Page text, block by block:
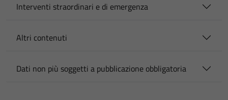
Interventi straordinari e di emergenza
Altri contenuti
Dati non più soggetti a pubblicazione obbligatoria